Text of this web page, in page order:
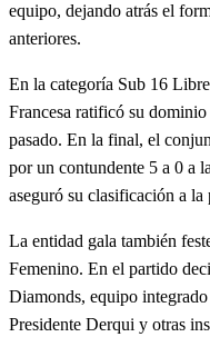
equipo, dejando atrás el
anteriores.
En la categoría Sub 16
Francesa ratificó su
pasado. En la final, el
por un contundente 5 a 0 a
aseguró su clasificación a la
La entidad gala también
Femenino. En el partido
Diamonds, equipo
Presidente Derqui y otras